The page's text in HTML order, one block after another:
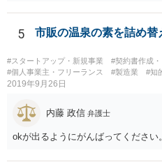
5 市販の温泉の素を詰め替
#スタートアップ・新規事業
#契約書作成
#個人事業主・フリーランス
#製造業 #知
2019年9月26日
内藤 政信 弁護士
okが出るようにがんばってください。